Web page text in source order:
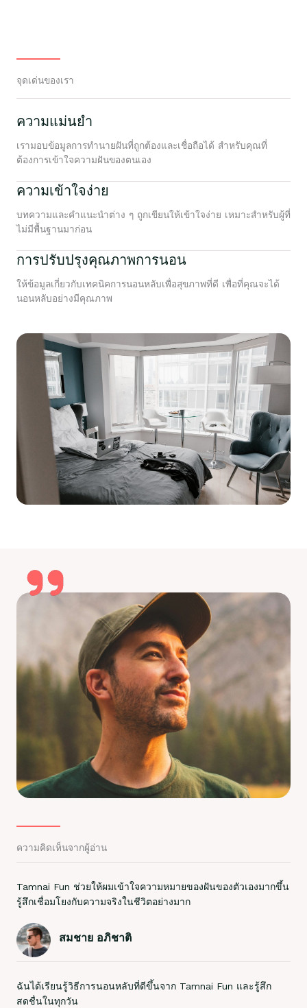
จุดเด่นของเรา
ความแม่นยำ
เรามอบข้อมูลการทำนายฝันที่ถูกต้องและเชื่อถือได้ สำหรับคุณที่
ต้องการเข้าใจความฝันของตนเอง
ความเข้าใจง่าย
บทความและคำแนะนำต่าง ๆ ถูกเขียนให้เข้าใจง่าย เหมาะสำหรับผู้ที่
ไม่มีพื้นฐานมาก่อน
การปรับปรุงคุณภาพการนอน
ให้ข้อมูลเกี่ยวกับเทคนิคการนอนหลับเพื่อสุขภาพที่ดี เพื่อที่คุณจะได้
นอนหลับอย่างมีคุณภาพ
ความคิดเห็นจากผู้อ่าน
Tamnai Fun ช่วยให้ผมเข้าใจความหมายของฝันของตัวเองมากขึ้น
รู้สึกเชื่อมโยงกับความจริงในชีวิตอย่างมาก
สมชาย อภิชาติ
ฉันได้เรียนรู้วิธีการนอนหลับที่ดีขึ้นจาก Tamnai Fun และรู้สึก
สดชื่นในทุกวัน